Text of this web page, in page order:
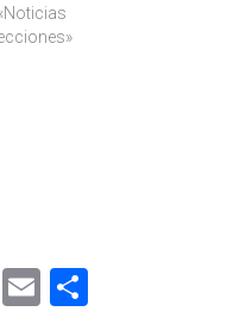
CopyEmail